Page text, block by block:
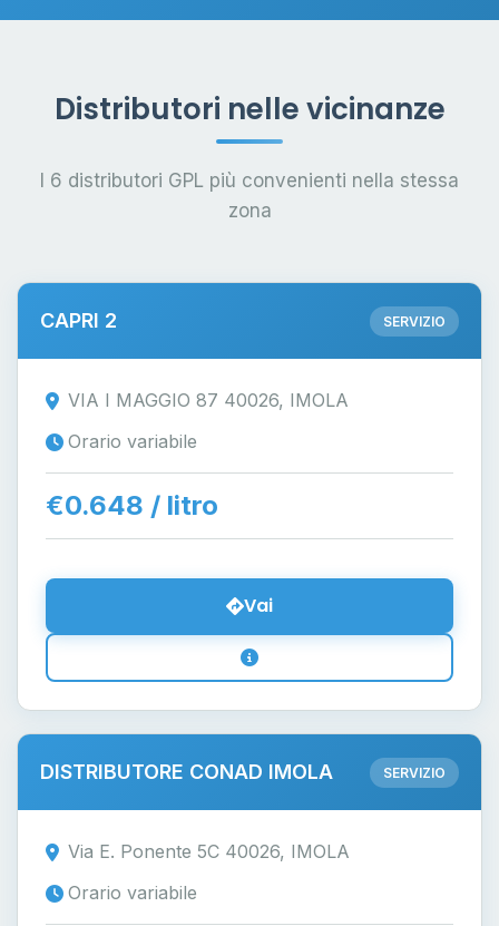
Distributori nelle vicinanze
I 6 distributori GPL più convenienti nella stessa
zona
CAPRI 2 SERVIZIO
VIA I MAGGIO 87 40026, IMOLA
Orario variabile
€0.648 / litro
Vai
DISTRIBUTORE CONAD IMOLA SERVIZIO
Via E. Ponente 5C 40026, IMOLA
Orario variabile